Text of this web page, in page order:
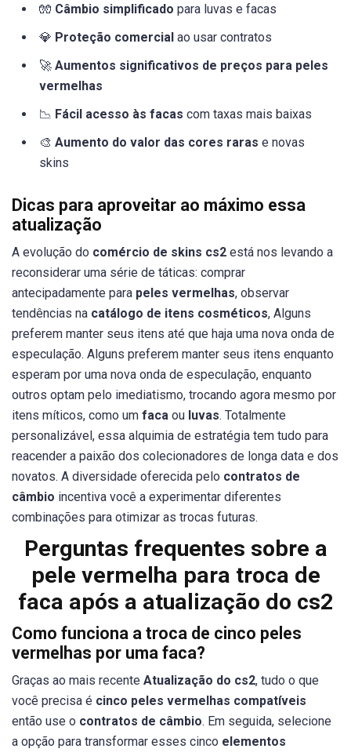
🧤 Câmbio simplificado para luvas e facas
💎 Proteção comercial ao usar contratos
🚀 Aumentos significativos de preços para peles
vermelhas
📉 Fácil acesso às facas com taxas mais baixas
🎨 Aumento do valor das cores raras e novas
skins
Dicas para aproveitar ao máximo essa
atualização
A evolução do comércio de skins cs2 está nos levando a
reconsiderar uma série de táticas: comprar
antecipadamente para peles vermelhas, observar
tendências na catálogo de itens cosméticos, Alguns
preferem manter seus itens até que haja uma nova onda de
especulação. Alguns preferem manter seus itens enquanto
esperam por uma nova onda de especulação, enquanto
outros optam pelo imediatismo, trocando agora mesmo por
itens míticos, como um faca ou luvas. Totalmente
personalizável, essa alquimia de estratégia tem tudo para
reacender a paixão dos colecionadores de longa data e dos
novatos. A diversidade oferecida pelo contratos de
câmbio incentiva você a experimentar diferentes
combinações para otimizar as trocas futuras.
Perguntas frequentes sobre a
pele vermelha para troca de
faca após a atualização do cs2
Como funciona a troca de cinco peles
vermelhas por uma faca?
Graças ao mais recente Atualização do cs2, tudo o que
você precisa é cinco peles vermelhas compatíveis
então use o contratos de câmbio. Em seguida, selecione
a opção para transformar esses cinco elementos